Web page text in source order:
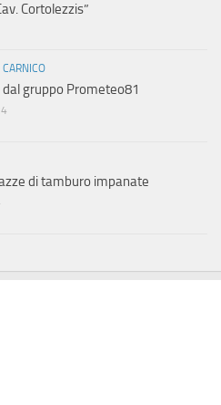
Cortolezzis”
dal gruppo Prometeo81
di tamburo impanate